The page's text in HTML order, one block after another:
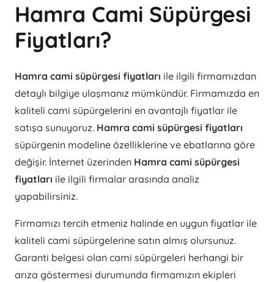
Hamra Cami Süpürgesi
Fiyatları?
Hamra cami süpürgesi fiyatları ile ilgili firmamızdan
detaylı bilgiye ulaşmanız mümkündür. Firmamızda en
kaliteli cami süpürgelerini en avantajlı fiyatlar ile
satışa sunuyoruz. Hamra cami süpürgesi fiyatları
süpürgenin modeline özelliklerine ve ebatlarına göre
değişir. İnternet üzerinden Hamra cami süpürgesi
fiyatları ile ilgili firmalar arasında analiz
yapabilirsiniz.
Firmamızı tercih etmeniz halinde en uygun fiyatlar ile
kaliteli cami süpürgelerine satın almış olursunuz.
Garanti belgesi olan cami süpürgeleri herhangi bir
arıza göstermesi durumunda firmamızın ekipleri